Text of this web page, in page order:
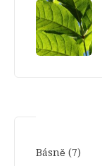
Básně (7)